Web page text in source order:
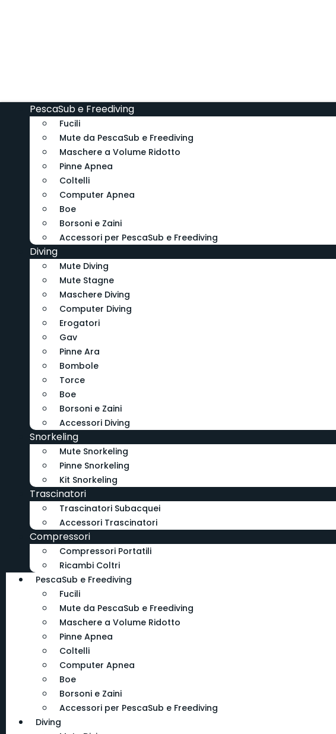
PescaSub e Freediving
Fucili
Mute da PescaSub e Freediving
Maschere a Volume Ridotto
Pinne Apnea
Coltelli
Computer Apnea
Boe
Borsoni e Zaini
Accessori per PescaSub e Freediving
Diving
Mute Diving
Mute Stagne
Maschere Diving
Computer Diving
Erogatori
Gav
Pinne Ara
Bombole
Torce
Boe
Borsoni e Zaini
Accessori Diving
Snorkeling
Mute Snorkeling
Pinne Snorkeling
Kit Snorkeling
Trascinatori
Trascinatori Subacquei
Accessori Trascinatori
Compressori
Compressori Portatili
Ricambi Coltri
PescaSub e Freediving
Fucili
Mute da PescaSub e Freediving
Maschere a Volume Ridotto
Pinne Apnea
Coltelli
Computer Apnea
Boe
Borsoni e Zaini
Accessori per PescaSub e Freediving
Diving